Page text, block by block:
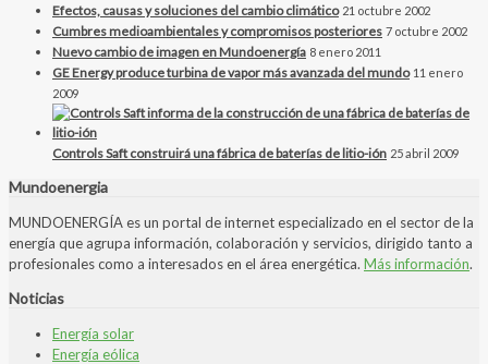
Efectos, causas y soluciones del cambio climático 21 octubre 2002
Cumbres medioambientales y compromisos posteriores 7 octubre 2002
Nuevo cambio de imagen en Mundoenergía 8 enero 2011
GE Energy produce turbina de vapor más avanzada del mundo 11 enero
2009
Controls Saft construirá una fábrica de baterías de litio-ión 25 abril 2009
Mundoenergia
MUNDOENERGÍA es un portal de internet especializado en el sector de la
energía que agrupa información, colaboración y servicios, dirigido tanto a
profesionales como a interesados en el área energética. Más información.
Noticias
Energía solar
Energía eólica